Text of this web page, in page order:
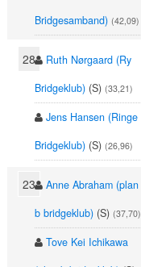
Bridgesamband) (42,09)
28
Ruth Nørgaard (Ry
Bridgeklub) (S) (33,21)
Jens Hansen (Ringe
Bridgeklub) (S) (26,96)
23
Anne Abraham (plan
b bridgeklub) (S) (37,70)
Tove Kei Ichikawa